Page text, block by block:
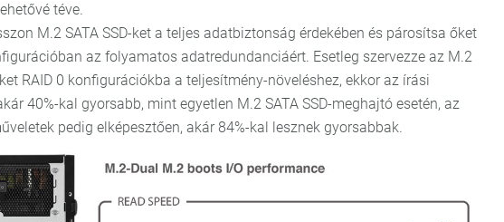
téve.
M.2 SATA SSD-ket a teljes adatbiztonság érdekében és párosítsa őket
az folyamatos adatredundanciáért. Esetleg szervezze az M.2
ket RAID 0 konfigurációkba a teljesítmény-növeléshez, ekkor az írási
40%-kal gyorsabb, mint egyetlen M.2 SATA SSD-meghajtó esetén, az
pedig elképesztően, akár 84%-kal lesznek gyorsabbak.